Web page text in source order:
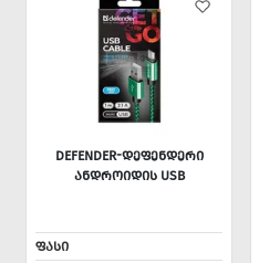
DEFENDER-ᲓᲔᲤᲔᲜᲓᲔᲠᲘ
ᲐᲜᲓᲠᲝᲘᲓᲘᲡ USB
ᲤᲐᲡᲘ